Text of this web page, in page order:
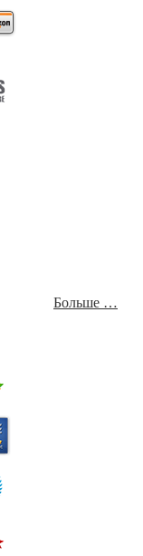
Больше …